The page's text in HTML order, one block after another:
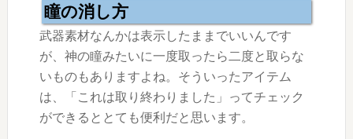
瞳の消し方
武器素材なんかは表示したままでいいんです
が、神の瞳みたいに一度取ったら二度と取らな
いものもありますよね。そういったアイテム
は、「これは取り終わりました」ってチェック
ができるととても便利だと思います。